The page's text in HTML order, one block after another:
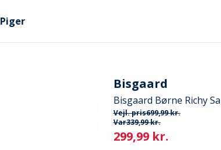
Piger
Bisgaard
Bisgaard Børne Richy
Vejl. pris699,99 kr.
Var339,99 kr.
Current
299,99 kr.